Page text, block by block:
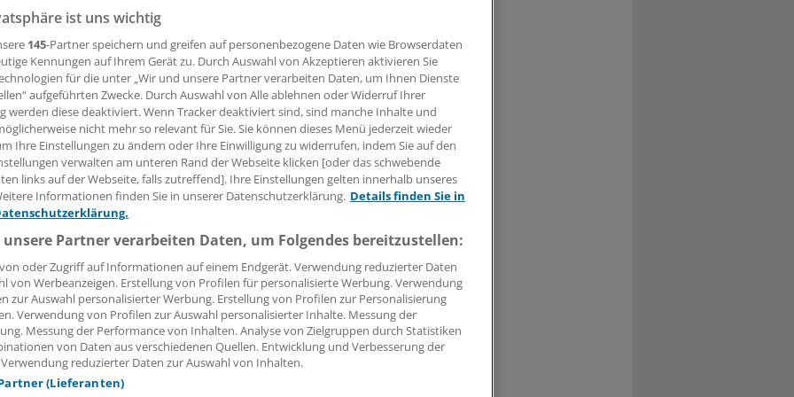
Leserin, lieber Leser,
Beitrag können Sie lesen, sobald Sie sich eingeloggt haben.
Jetzt anmelden »
Kostenlos registrieren »
vergessen?
Problem beim Login?
ist mit wenigen Klicks erledigt und kostenlos.
des kostenlosen Login:
Analysen, Hintergründe und Infografiken
Interviews und Praxis-Tipps
auf allemedizinischen Berichte und Kommentare
Voraussetzungen für den Zugang
ist uns wichtig
145-Partner speichern und greifen auf personenbezogene Daten wie Browserdaten
Kennungen auf Ihrem Gerät zu. Durch Auswahl von Akzeptieren aktivieren Sie
für die unter „Wir und unsere Partner verarbeiten Daten, um Ihnen Dienste
aufgeführten Zwecke. Durch Auswahl von Alle ablehnen oder Widerruf Ihrer
werden diese deaktiviert. Wenn Tracker deaktiviert sind, sind manche Inhalte und
nicht mehr so relevant für Sie. Sie können dieses Menü jederzeit wieder
Ihre Einstellungen zu ändern oder Ihre Einwilligung zu widerrufen, indem Sie auf den
verwalten am unteren Rand der Webseite klicken [oder das schwebende
links auf der Webseite, falls zutreffend]. Ihre Einstellungen gelten innerhalb unseres
Informationen finden Sie in unserer Datenschutzerklärung. Details finden Sie in
Partner verarbeiten Daten, um Folgendes bereitzustellen:
oder Zugriff auf Informationen auf einem Endgerät. Verwendung reduzierter Daten
von Werbeanzeigen. Erstellung von Profilen für personalisierte Werbung. Verwendung
zur Auswahl personalisierter Werbung. Erstellung von Profilen zur Personalisierung
Verwendung von Profilen zur Auswahl personalisierter Inhalte. Messung der
Messung der Performance von Inhalten. Analyse von Zielgruppen durch Statistiken
von Daten aus verschiedenen Quellen. Entwicklung und Verbesserung der
reduzierter Daten zur Auswahl von Inhalten.
(Lieferanten)